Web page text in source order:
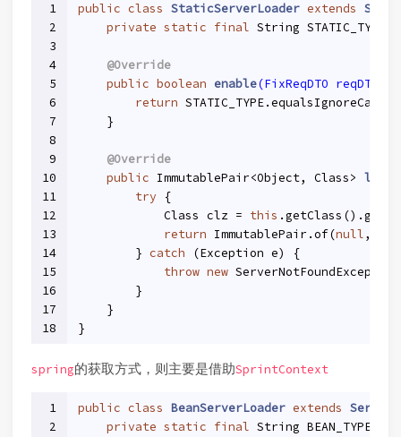
1
2
3
4
5
6
7
8
9
10
11
12
13
14
15
16
17
18
public class StaticServerLoader extends
private static final String STATIC_TYPE
@Override
public boolean enable(FixReqDTO reqDTO)
return
    }
@Override
public ImmutablePair<Object, Class>
try {
            Class clz =
this
return ImmutablePair.of(null,
        }
catch (Exception e) {
throw new
        }
    }
}
spring的获取方式，则主要是借助SprintContext
1
2
public class BeanServerLoader extends
private static final String BEAN_TYPE =